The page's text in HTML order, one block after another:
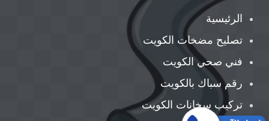
الرئيسية
تصليح مضخات الكويت
فني صحي الكويت
رقم سباك بالكويت
تركيب سخانات الكويت